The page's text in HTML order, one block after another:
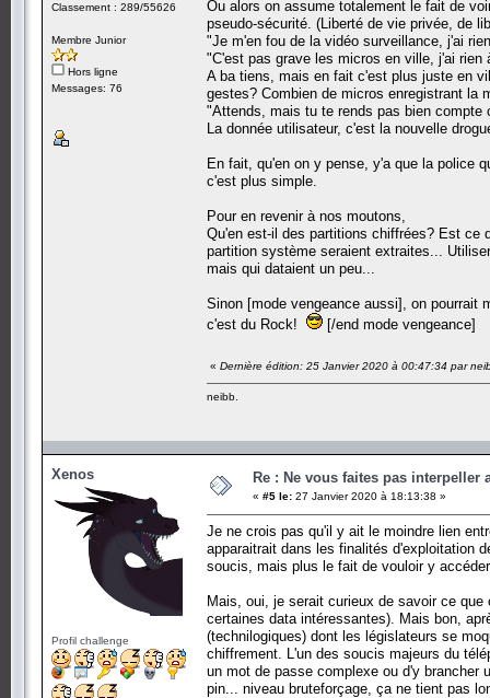
Classement : 289/55626
Membre Junior
Hors ligne
Messages: 76
Ou alors on assume totalement le fait de
pseudo-sécurité. (Liberté de vie privée, de
"Je m'en fou de la vidéo surveillance, j'ai
"C'est pas grave les micros en ville, j'ai rien
A ba tiens, mais en fait c'est plus juste en
gestes? Combien de micros enregistrant la
"Attends, mais tu te rends pas bien
La donnée utilisateur, c'est la nouvelle
En fait, qu'en on y pense, y'a que la police
c'est plus simple.
Pour en revenir à nos moutons,
Qu'en est-il des partitions chiffrées? Est ce
partition système seraient extraites...
mais qui dataient un peu...
Sinon [mode vengeance aussi], on pourrait
c'est du Rock!
[/end mode vengeance]
« Dernière édition: 25 Janvier 2020 à 00:47:34 par
neibb.
Xenos
Profil challenge
Re : Ne vous faites pas
« #5 le: 27 Janvier 2020 à 18:13:38 »
Je ne crois pas qu'il y ait le moindre lien
apparaitrait dans les finalités d'exploitation
soucis, mais plus le fait de vouloir y
Mais, oui, je serait curieux de savoir ce
certaines data intéressantes). Mais bon,
(technilogiques) dont les législateurs se
chiffrement. L'un des soucis majeurs du
un mot de passe complexe ou d'y brancher
pin... niveau bruteforçage, ça ne tient pas